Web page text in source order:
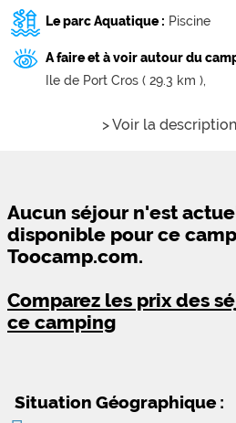
Le parc Aquatique : Piscine
A faire et à voir autour du
Ile de Port Cros ( 29.3 km ),
> Voir la
Aucun séjour n'est
disponible pour ce
Toocamp.com.
Comparez les prix des
ce camping
Situation Géographique :